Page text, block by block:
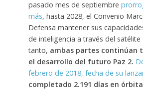
pasado mes de septiembre
más, hasta 2028, el Convenio
Defensa mantener sus
de inteligencia a través del satélite
tanto, ambas partes continúan
el desarrollo del futuro Paz 2.
febrero de 2018, fecha de su
completado 2.191 días en